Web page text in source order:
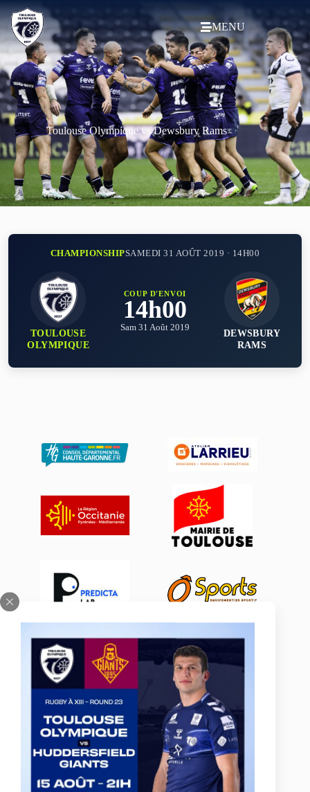
MENU
Toulouse Olympique vs Dewsbury Rams
CHAMPIONSHIPSAMEDI 31 AOÛT 2019 · 14H00
TOULOUSE
OLYMPIQUE
COUP D'ENVOI
14h00
Sam 31 Août 2019
DEWSBURY
RAMS